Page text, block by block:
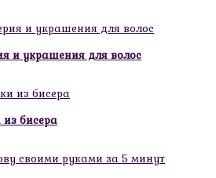
и украшения для волос
из бисера